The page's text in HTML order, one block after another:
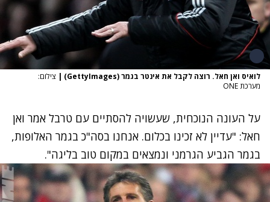
לואיס ואן חאל. רוצה לקבל את אינטר בגמר (GettyImages) | צילום:
מערכת ONE
על העונה הנוכחית, שעשויה להסתיים עם טרבל אמר ואן
חאל: "עדיין לא זכינו בכלום. אנחנו בסה"כ בגמר האלופות,
בגמר הגביע הגרמני ונמצאים במקום טוב בליגה".